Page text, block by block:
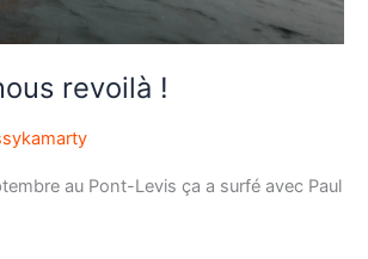
revoilà !
au Pont-Levis ça a surfé avec Paul